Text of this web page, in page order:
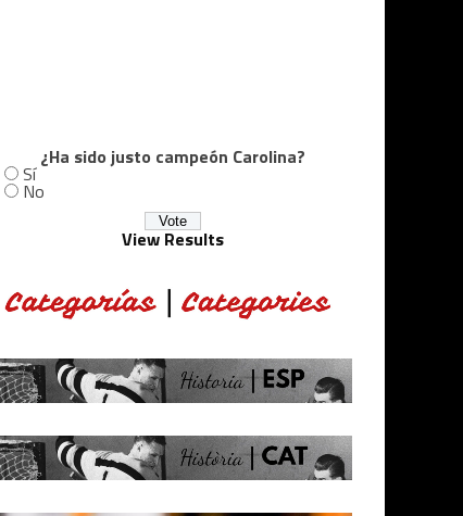
¿Ha sido justo campeón Carolina?
Sí
No
View Results